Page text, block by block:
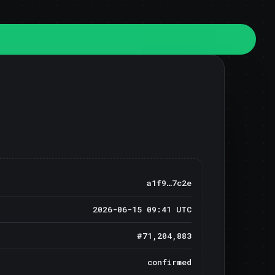
a1f9…7c2e
2026-06-15 09:41 UTC
#71,204,883
confirmed